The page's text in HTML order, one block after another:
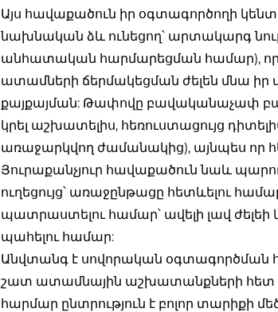
Այս հավաքածուն իր օգտագործողի
նախնական ձև ունեցող՝ արտակարգ
անհատական հարմարեցման համար),
ատամների ճերմակեցման ժելեն մնա իր
քայքայման: Թափովը բավականաչափ
կրել աշխատելիս, հեռուստացույց
առաջարկվող ժամանակից), այնպես որ
Յուրաքանչյուր հավաքածուն նաև
ուղեցույց՝ առաջընթացը հետևելու
պատրաստելու համար՝ ավելի լավ
պահելու համար:
Անվտանգ է սովորական օգտագործման
շատ ատամնային աշխատանքների հետ
հարմար ընտրություն է բոլոր տարիքի